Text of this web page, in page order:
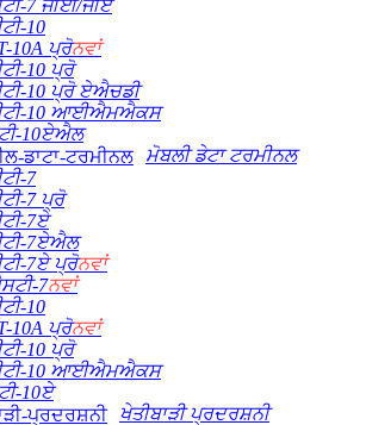
7 ਜੀਈ/ਜੀਏ
10
10A ਪ੍ਰੋਨਵਾਂ
10 ਪ੍ਰੋ
10 ਪ੍ਰੋ ਏਐਚਡੀ
10 ਆਈਐਮਐਕਸ
10ਏਐਲ
ਮੋਬਲੀ ਡੇਟਾ ਟਰਮੀਨਲ
7
7 ਪ੍ਰੋ
7ਏ
7ਏਐਲ
7ਏ ਪ੍ਰੋਨਵਾਂ
7ਨਵਾਂ
10
10A ਪ੍ਰੋਨਵਾਂ
10 ਪ੍ਰੋ
10 ਆਈਐਮਐਕਸ
10ਏ
ਖੇਤੀਬਾੜੀ ਪ੍ਰਦਰਸ਼ਨੀ